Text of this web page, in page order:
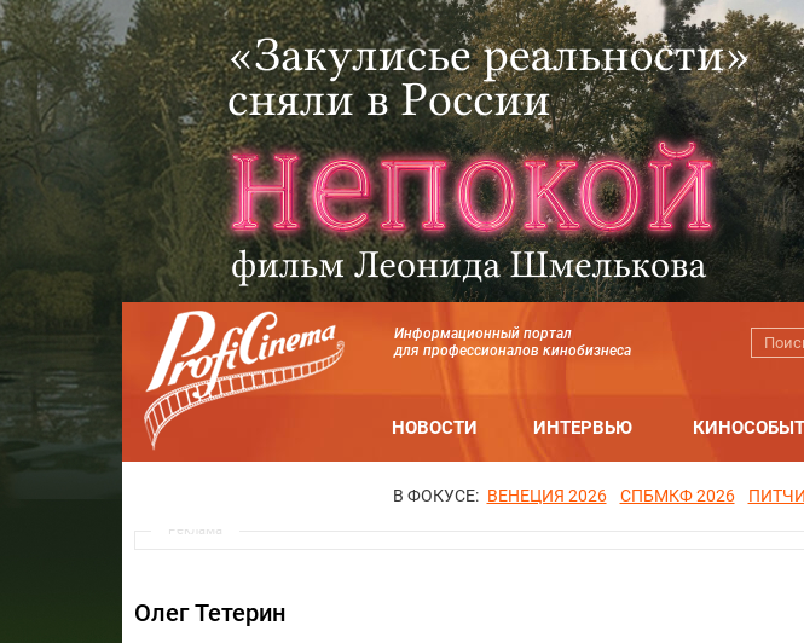
Информационный портал
для профессионалов кинобизнеса
НОВОСТИ ИНТЕРВЬЮ
В ФОКУСЕ: ВЕНЕЦИЯ 2026 СПБМКФ 2026
Реклама
Олег Тетерин